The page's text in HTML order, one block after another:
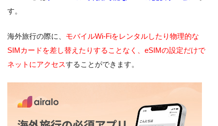
す。
海外旅行の際に、 モバイルWi-Fiをレンタルしたり物理的な
SIMカードを差し替えたりすることなく、eSIMの設定だけで
ネットにアクセスすることができます。